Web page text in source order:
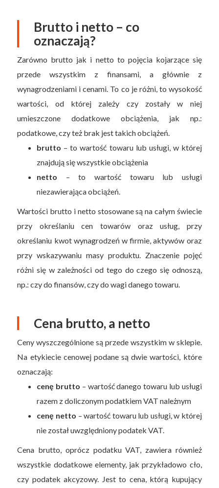
Brutto i netto – co
oznaczają?
Zarówno brutto jak i netto to pojęcia kojarzące się
przede wszystkim z finansami, a głównie z
wynagrodzeniami i cenami. To co je różni, to wysokość
wartości, od której zależy czy zostały w niej
umieszczone dodatkowe obciążenia, jak np.:
podatkowe, czy też brak jest takich obciążeń.
brutto – to wartość towaru lub usługi, w której
znajdują się wszystkie obciążenia
netto – to wartość towaru lub usługi
niezawierająca obciążeń.
Wartości brutto i netto stosowane są na całym świecie
przy określaniu cen towarów oraz usług, przy
określaniu kwot wynagrodzeń w firmie, aktywów oraz
przy wskazywaniu masy produktu. Znaczenie pojęć
różni się w zależności od tego do czego się odnoszą,
np.: czy do finansów, czy do wagi danego towaru.
Cena brutto, a netto
Ceny wyszczególnione są przede wszystkim w sklepie.
Na etykiecie cenowej podane są dwie wartości, które
oznaczają:
cenę brutto – wartość danego towaru lub usługi
razem z doliczonym podatkiem VAT należnym
cenę netto – wartość towaru lub usługi, w której
nie został uwzględniony podatek VAT.
Cena brutto, oprócz podatku VAT, zawiera również
wszystkie dodatkowe elementy, jak przykładowo cło,
czy podatek akcyzowy. Jest to cena, którą kupujący